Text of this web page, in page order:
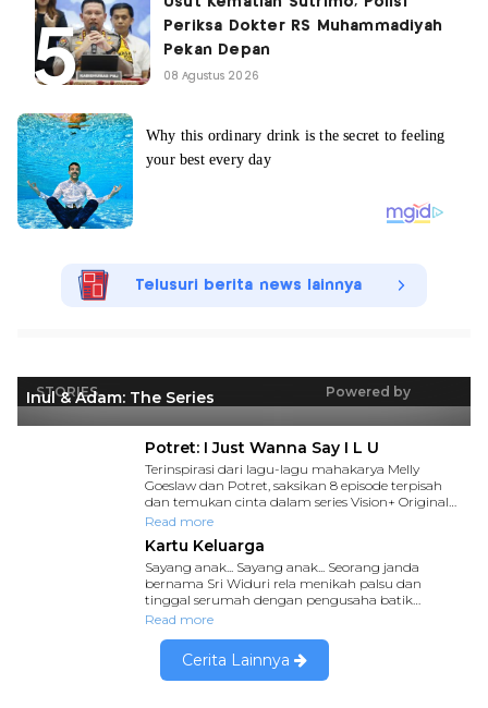
Periksa Dokter RS Muhammadiyah
Pekan Depan
08 Agustus 2026
Telusuri berita news lainnya